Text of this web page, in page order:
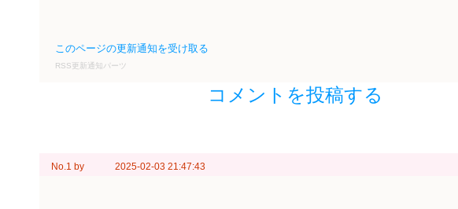
このページの更新通知を受け取る
RSS更新通知パーツ
コメントを投稿する
No.1 by 2025-02-03 21:47:43